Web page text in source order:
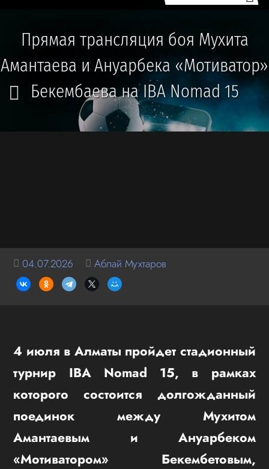
Прямая трансляция боя Мухита
Амантаева и Ануарбека «Мотиватор»
Бекембаева на IBA Nomad 15
04.07.2026 Аблай Мухтаров
4 июля в Алматы пройдет стадионный
турнир IBA Nomad 15, в рамках
которого состоится долгожданный
поединок между Мухитом
Амантаевым и Ануарбеком
«Мотиватором» Бекембетовым,